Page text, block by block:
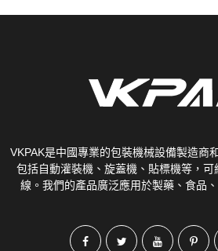
VKPAK是中國專業的包裝機械設備製造商
包括自動灌裝機、旋蓋機、貼標機等，
線。我們的產品廣泛應用於製藥、食品